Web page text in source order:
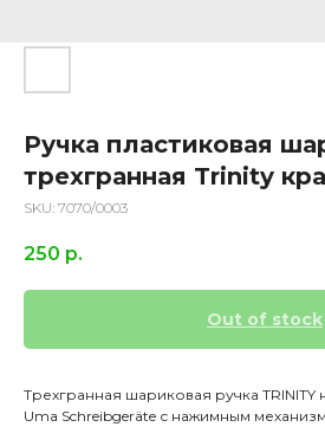
Ручка пластиковая
трехгранная Trinity
SKU: 7070/0003
250 р.
Out of stock
Трехгранная шариковая ручка
Uma Schreibgeräte с нажимным